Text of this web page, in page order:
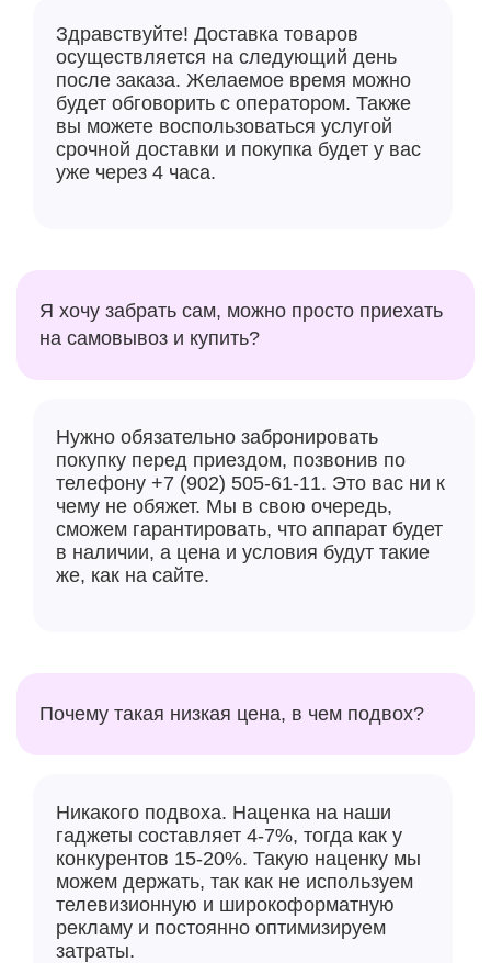
Здравствуйте! Доставка товаров
осуществляется на следующий день
после заказа. Желаемое время можно
будет обговорить с оператором. Также
вы можете воспользоваться услугой
срочной доставки и покупка будет у вас
уже через 4 часа.
Я хочу забрать сам, можно просто приехать
на самовывоз и купить?
Нужно обязательно забронировать
покупку перед приездом, позвонив по
телефону +7 (902) 505-61-11. Это вас ни к
чему не обяжет. Мы в свою очередь,
сможем гарантировать, что аппарат будет
в наличии, а цена и условия будут такие
же, как на сайте.
Почему такая низкая цена, в чем подвох?
Никакого подвоха. Наценка на наши
гаджеты составляет 4-7%, тогда как у
конкурентов 15-20%. Такую наценку мы
можем держать, так как не используем
телевизионную и широкоформатную
рекламу и постоянно оптимизируем
затраты.